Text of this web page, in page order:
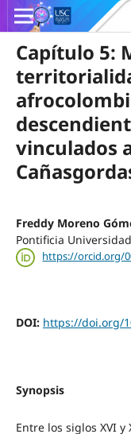
Capítulo 5:
vinculados
Freddy Moreno
Pontificia
https://orcid.org/
DOI: https://doi.org/
Synopsis
Entre los siglos XVI